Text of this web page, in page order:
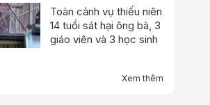
Toàn cảnh vụ thiếu niên
14 tuổi sát hại ông bà, 3
giáo viên và 3 học sinh
Xem thêm